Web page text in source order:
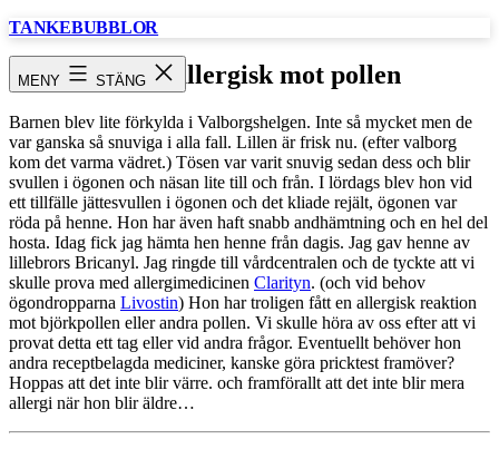
Hoppa
TANKEBUBBLOR
MENY STÄNG
Tösen allergisk mot pollen
Barnen blev lite förkylda i Valborgshelgen. Inte så mycket men de
var ganska så snuviga i alla fall. Lillen är frisk nu. (efter valborg
kom det varma vädret.) Tösen var varit snuvig sedan dess och blir
svullen i ögonen och näsan lite till och från. I lördags blev hon vid
ett tillfälle jättesvullen i ögonen och det kliade rejält, ögonen var
röda på henne. Hon har även haft snabb andhämtning och en hel del
hosta. Idag fick jag hämta hen henne från dagis. Jag gav henne av
lillebrors Bricanyl. Jag ringde till vårdcentralen och de tyckte att vi
skulle prova med allergimedicinen Clarityn. (och vid behov
ögondropparna Livostin) Hon har troligen fått en allergisk reaktion
mot björkpollen eller andra pollen. Vi skulle höra av oss efter att vi
provat detta ett tag eller vid andra frågor. Eventuellt behöver hon
andra receptbelagda mediciner, kanske göra pricktest framöver?
Hoppas att det inte blir värre. och framförallt att det inte blir mera
allergi när hon blir äldre…